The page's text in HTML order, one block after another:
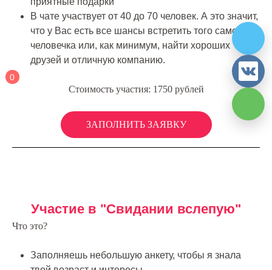
В чате участвует от 40 до 70 человек. А это значит,
что у Вас есть все шансы встретить того самого
человечка или, как минимум, найти хороших
друзей и отличную компанию.
Стоимость участия: 1750 рублей
ЗАПОЛНИТЬ ЗАЯВКУ
Участие в "Свидании вслепую"
Что это?
Заполняешь небольшую анкету, чтобы я знала
0